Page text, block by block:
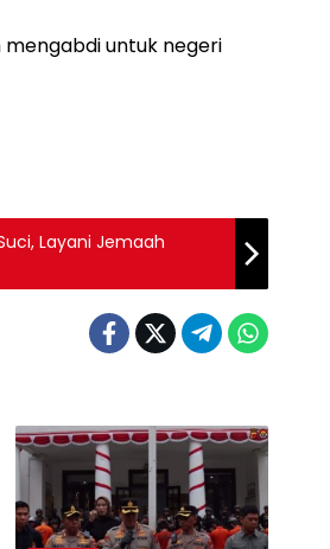
mengabdi untuk negeri
Layani Jemaah